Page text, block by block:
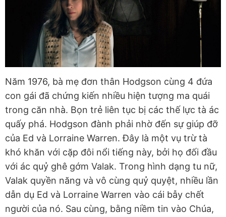
Năm 1976, bà mẹ đơn thân Hodgson cùng 4 đứa
con gái đã chứng kiến nhiều hiện tượng ma quái
trong căn nhà. Bọn trẻ liên tục bị các thế lực tà ác
quấy phá. Hodgson đành phải nhờ đến sự giúp đỡ
của Ed và Lorraine Warren. Đây là một vụ trừ tà
khó khăn với cặp đôi nổi tiếng này, bởi họ đối đầu
với ác quỷ ghê gớm Valak. Trong hình dạng tu nữ,
Valak quyền năng và vô cùng quỷ quyệt, nhiều lần
dẫn dụ Ed và Lorraine Warren vào cái bẫy chết
người của nó. Sau cùng, bằng niềm tin vào Chúa,